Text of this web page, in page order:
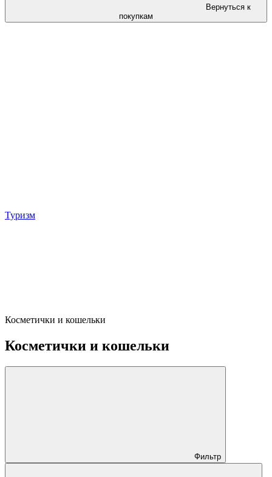
Вернуться к
покупкам
Туризм
Косметички и кошельки
Косметички и кошельки
Фильтр